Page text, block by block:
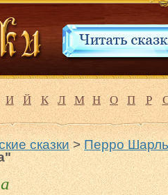
И Й К Л М Н О П Р
сказки>Перро Шарль